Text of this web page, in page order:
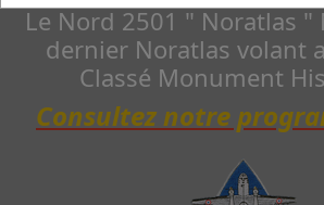
Le Nord 2501 " Noratlas "
dernier Noratlas volant
Classé Monument
Consultez notre